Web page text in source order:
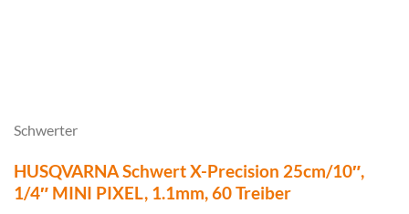
Schwerter
HUSQVARNA Schwert X-Precision 25cm/10″,
1/4″ MINI PIXEL, 1.1mm, 60 Treiber